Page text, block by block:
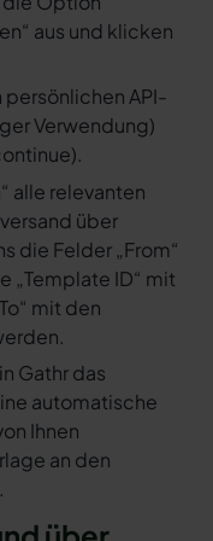
aus und klicken
persönlichen API-
Verwendung)
alle relevanten
über
die Felder „From“
„Template ID“ mit
mit den
Gathr das
automatische
Ihnen
an den